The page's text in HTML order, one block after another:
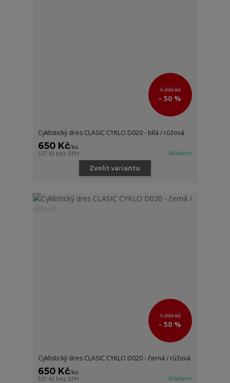
1 299 Kč
- 50 %
Cyklistický dres CLASIC CYKLO D020 - bílá / růžová
650 Kč/ks
537 Kč bez DPH Skladem
Zvolit variantu
1 299 Kč
- 50 %
Cyklistický dres CLASIC CYKLO D020 - černá / růžová
650 Kč/ks
537 Kč bez DPH Skladem